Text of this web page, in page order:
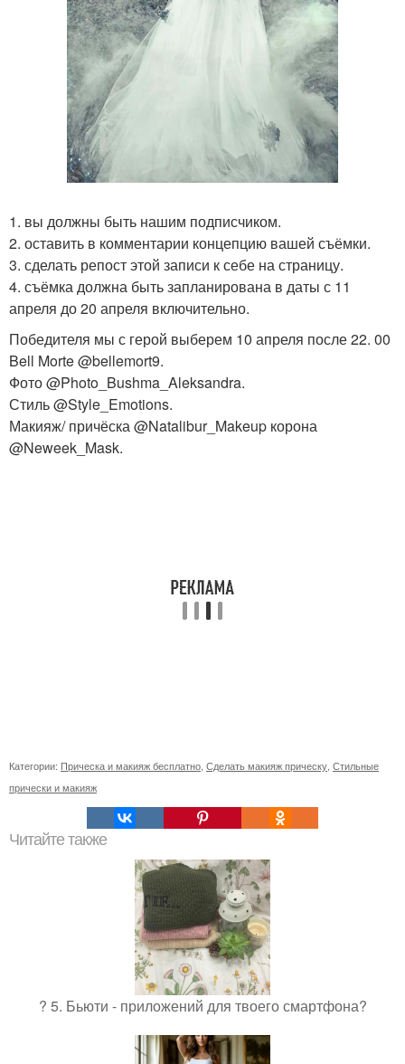
1. вы должны быть нашим подписчиком.
2. оставить в комментарии концепцию вашей съёмки.
3. сделать репост этой записи к себе на страницу.
4. съёмка должна быть запланирована в даты с 11
апреля до 20 апреля включительно.
Победителя мы с герой выберем 10 апреля после 22. 00
Bell Morte @bellemort9.
Фото @Photo_Bushma_Aleksandra.
Стиль @Style_Emotions.
Макияж/ причёска @Natalibur_Makeup корона
@Neweek_Mask.
Категории: Прическа и макияж бесплатно, Сделать макияж прическу, Стильные
прически и макияж
Читайте также
? 5. Бьюти - приложений для твоего смартфона?